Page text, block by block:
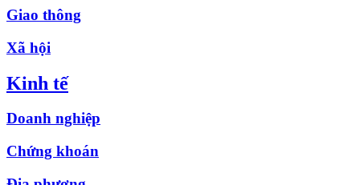
Giao thông
Xã hội
Kinh tế
Doanh nghiệp
Chứng khoán